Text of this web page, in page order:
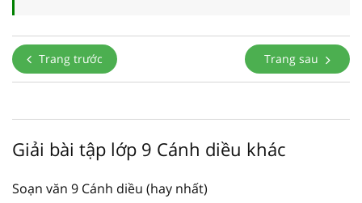
Trang trước Trang sau
Giải bài tập lớp 9 Cánh diều khác
Soạn văn 9 Cánh diều (hay nhất)